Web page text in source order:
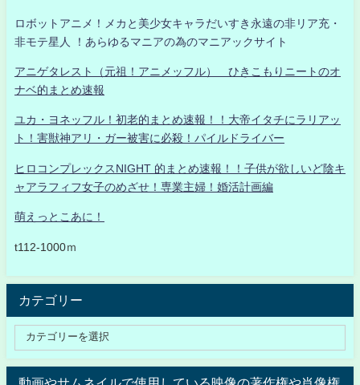
ロボットアニメ！メカと美少女キャラだいすき永遠の非リア充・
非モテ星人 ！あらゆるマニアの為のマニアックサイト
アニゲタレスト（元祖！アニメッフル） ひきこもりニートのオ
ナベ的まとめ速報
ユカ・ヨネッフル！初老的まとめ速報！！大帝イタチにラリアッ
ト！害獣神アリ・ガー被害に必殺！パイルドライバー
ヒロコンプレックスNIGHT 的まとめ速報！！子供が欲しいど陰キ
ャアラフィフ女子のめざせ！専業主婦！婚活計画編
萌えっとこあに！
t112-1000ｍ
カテゴリー
動画やサムネイルで使用している映像の著作権や肖像権